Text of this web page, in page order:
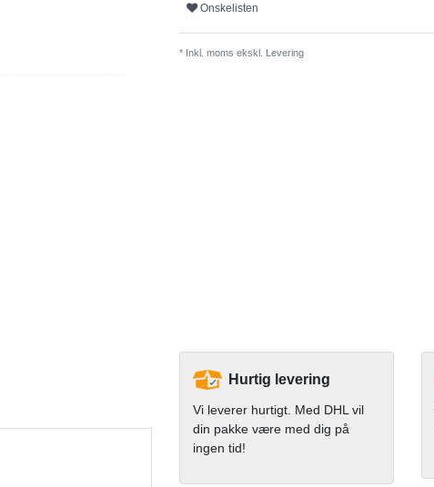
Onskelisten
* Inkl. moms ekskl. Levering
Hurtig levering
Vi leverer hurtigt. Med DHL vil
din pakke være med dig på
ingen tid!